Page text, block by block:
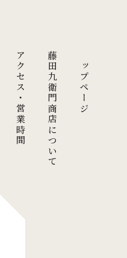
トップページ
藤田九衛門商店について
アクセス・営業時間